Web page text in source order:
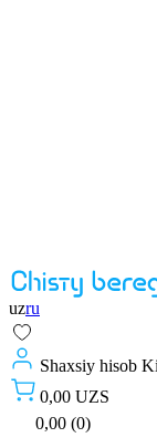
uzru
Shaxsiy hisob
0,00 UZS
0,00 (0)